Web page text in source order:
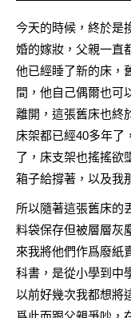
今天的時候，終於是
婚的嫁妝，父親一直
他已經睡了新的床，
間，他自己偶爾也可
離開，這張舊床也終
床架都已經40多年了
了，床支架也搖搖欲
箱子給撐著，以及我
所以隨著這張舊床的
料袋保存但被層層灰
來我將他們作爲廢紙
科書，是從小學到中
以前好幾次我都想將